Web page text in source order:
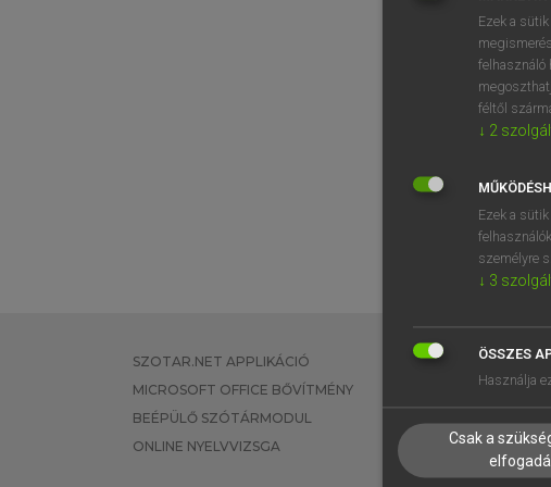
SZOTAR.NET APPLIKÁCIÓ
MICROSOFT OFFICE BŐVÍTMÉNY
BEÉPÜLŐ SZÓTÁRMODUL
ONLINE NYELVVIZSGA
EGYÉNI
TANULÓKNAK
VÁLLALATI
Ezek a
felhasználó
féltől
↓ 2
Ezek a
személyre
↓ 3
ÖSSZES
Használja
Csak a